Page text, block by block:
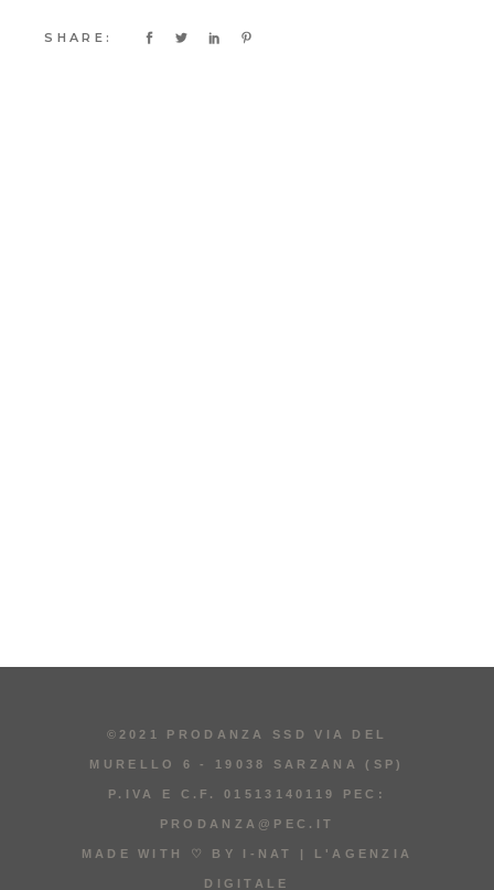
SHARE:
©2021 PRODANZA SSD VIA DEL
MURELLO 6 - 19038 SARZANA (SP)
P.IVA E C.F. 01513140119 PEC:
PRODANZA@PEC.IT
MADE WITH ♡ BY I-NAT | L'AGENZIA
DIGITALE